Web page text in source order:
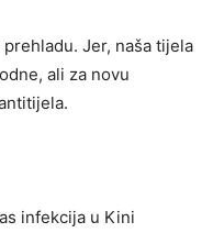
Jer, naša tijela
ali za novu
infekcija u Kini